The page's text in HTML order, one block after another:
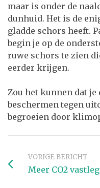
maar is onder de
dunhuid. Het is de
gladde schors heeft.
begin je op de
ruwe schors te zien
eerder krijgen.
Zou het kunnen dat
beschermen tegen
begroeien door
VORIGE BERICHT
Meer CO2